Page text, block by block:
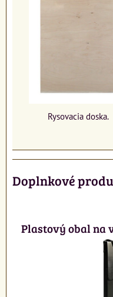
Rysovacia doska.
Doplnkové
Plastový obal na